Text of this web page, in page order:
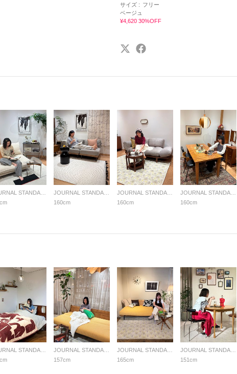
サイズ : フリー
ベージュ
¥4,620 30%OFF
160cm
160cm
160cm
157cm
165cm
151cm